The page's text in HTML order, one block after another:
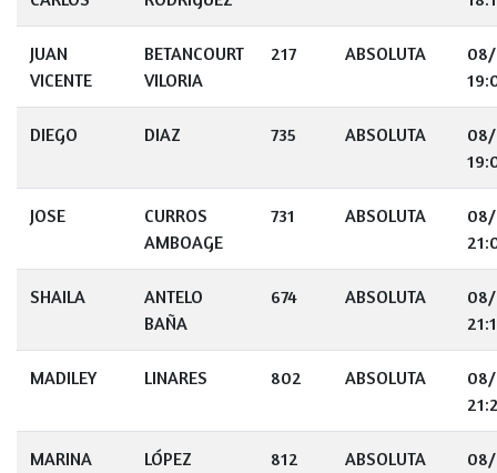
JUAN
VICENTE
BETANCOURT
VILORIA
217 ABSOLUTA
DIEGO DIAZ 735 ABSOLUTA
JOSE
CURROS
AMBOAGE
731 ABSOLUTA
SHAILA
ANTELO
BAÑA
674 ABSOLUTA
MADILEY LINARES 802 ABSOLUTA
MARINA
LÓPEZ
812 ABSOLUTA